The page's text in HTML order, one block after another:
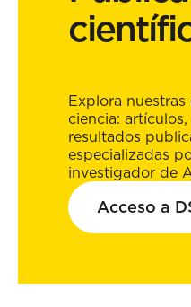
Explora
ciencia:
resultados
especializadas
investigador de
Acceso a